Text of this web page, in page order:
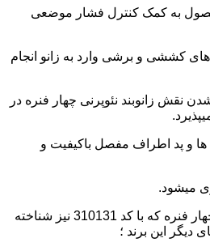
به کمک کنترل فشار موضعی
های کششی و برشی وارد به زانو انجام
نقش زانوبند نئوپرنی چهار فنره در
و پد اطراف مفصل باکیفیت و
میشود.
طراحی این زانوبند نئوپرنی چهار فنره که با کد 310131 نیز شناخته
دیگر این برند ؛